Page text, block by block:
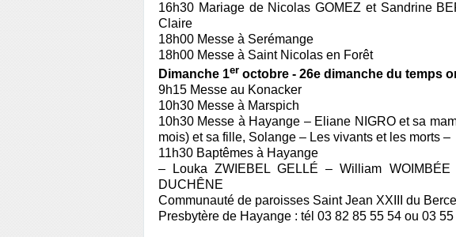
16h30 Mariage de Nicolas GOMEZ et Sandrine
Claire
18h00 Messe à Serémange
18h00 Messe à Saint Nicolas en Forêt
Dimanche 1er octobre - 26e dimanche du temps
9h15 Messe au Konacker
10h30 Messe à Marspich
10h30 Messe à Hayange – Eliane NIGRO et sa
mois) et sa fille, Solange – Les vivants et les morts –
11h30 Baptêmes à Hayange
– Louka ZWIEBEL GELLÉ – William
DUCHÊNE
Communauté de paroisses Saint Jean XXIII du
Presbytère de Hayange : tél 03 82 85 55 54 ou 03